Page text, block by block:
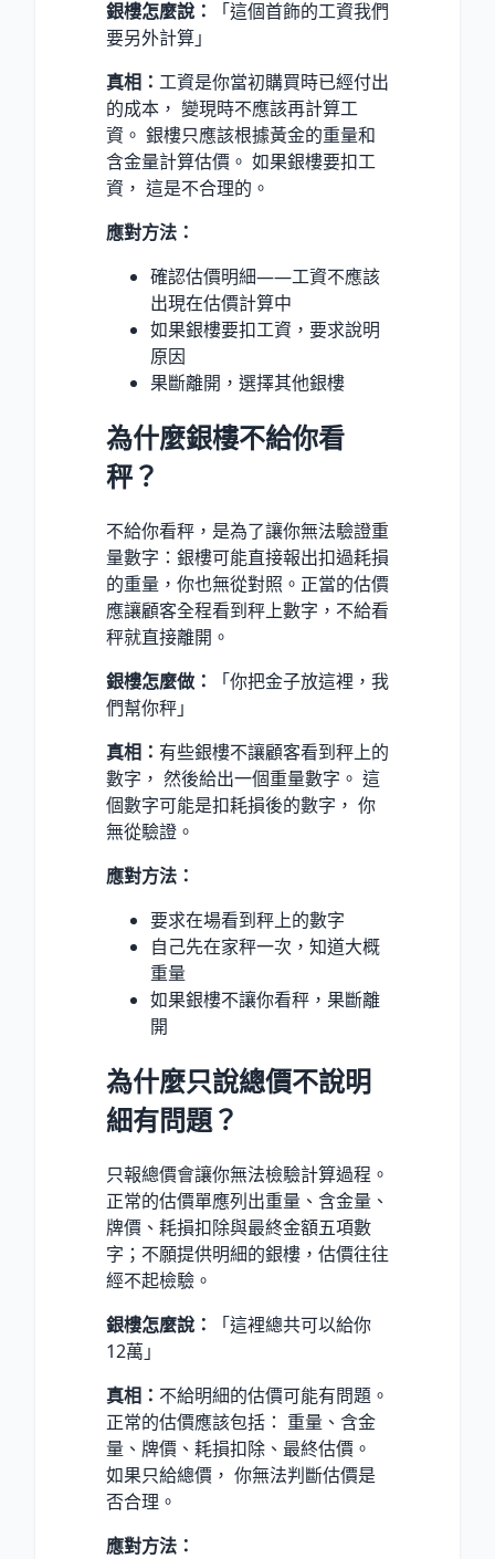
銀樓怎麼說：
「這個首飾的工資我們
要另外計算」
真相： 工資是你當初購買時已經付出
的成本， 變現時不應該再計算工
資。 銀樓只應該根據黃金的重量和
含金量計算估價。 如果銀樓要扣工
資， 這是不合理的。
應對方法：
確認估價明細——工資不應該
出現在估價計算中
如果銀樓要扣工資，要求說明
原因
果斷離開，選擇其他銀樓
為什麼銀樓不給你看
秤？
不給你看秤，是為了讓你無法驗證重
量數字：銀樓可能直接報出扣過耗損
的重量，你也無從對照。正當的估價
應讓顧客全程看到秤上數字，不給看
秤就直接離開。
銀樓怎麼做：
「你把金子放這裡，我
們幫你秤」
真相： 有些銀樓不讓顧客看到秤上的
數字， 然後給出一個重量數字。 這
個數字可能是扣耗損後的數字， 你
無從驗證。
應對方法：
要求在場看到秤上的數字
自己先在家秤一次，知道大概
重量
如果銀樓不讓你看秤，果斷離
開
為什麼只說總價不說明
細有問題？
只報總價會讓你無法檢驗計算過程。
正常的估價單應列出重量、含金量、
牌價、耗損扣除與最終金額五項數
字；不願提供明細的銀樓，估價往往
經不起檢驗。
銀樓怎麼說：
「這裡總共可以給你
12萬」
真相： 不給明細的估價可能有問題。
正常的估價應該包括： 重量、含金
量、牌價、耗損扣除、最終估價。
如果只給總價， 你無法判斷估價是
否合理。
應對方法：